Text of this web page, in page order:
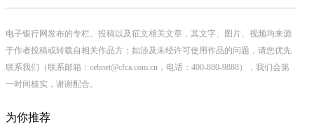
电子银行网发布的专栏、投稿以及征文相关文章，其文字、图片、视频均来源
于作者投稿或转载自相关作品方；如涉及未经许可使用作品的问题，请您优先
联系我们（联系邮箱：cebnet@cfca.com.cn，电话：400-880-9888），我们会第
一时间核实，谢谢配合。
为你推荐